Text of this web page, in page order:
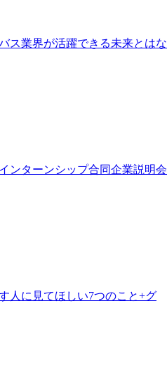
ス業界が活躍できる未来とはな
ンターンシップ合同企業説明会
人に見てほしい7つのこと+グ